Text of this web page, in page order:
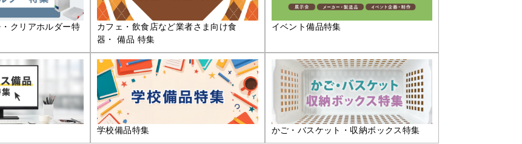
クリアホルダー特
カフェ・飲食店など業者さま向け食
器・ 備品 特集
イベント備品特集
学校備品特集 かご・バスケット・収納ボックス特集